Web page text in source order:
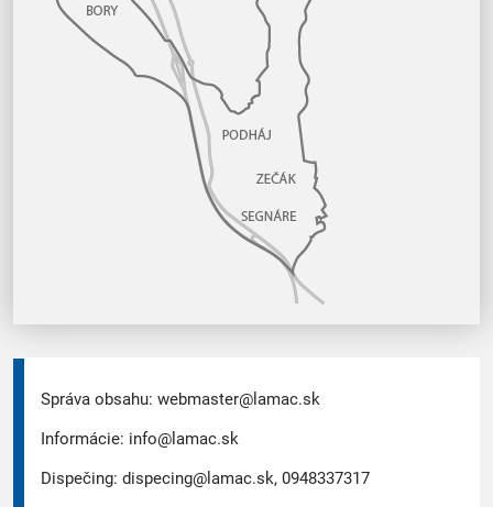
Správa obsahu: webmaster@lamac.sk
Informácie: info@lamac.sk
Dispečing: dispecing@lamac.sk, 0948337317